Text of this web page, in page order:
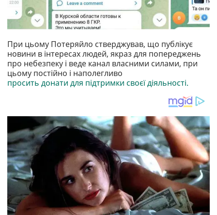
При цьому Потеряйло стверджував, що публікує
новини в інтересах людей, якраз для попереджень
про небезпеку і веде канал власними силами, при
цьому постійно і наполегливо
просить донати для підтримки своєї діяльності.